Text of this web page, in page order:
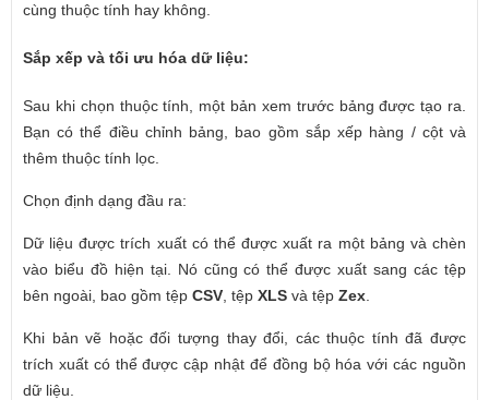
cùng thuộc tính hay không.
Sắp xếp và tối ưu hóa dữ liệu:
Sau khi chọn thuộc tính, một bản xem trước bảng được tạo ra.
Bạn có thể điều chỉnh bảng, bao gồm sắp xếp hàng / cột và
thêm thuộc tính lọc.
Chọn định dạng đầu ra:
Dữ liệu được trích xuất có thể được xuất ra một bảng và chèn
vào biểu đồ hiện tại. Nó cũng có thể được xuất sang các tệp
bên ngoài, bao gồm tệp CSV , tệp XLS và tệp Zex
Khi bản vẽ hoặc đối tượng thay đổi, các thuộc tính đã được
trích xuất có thể được cập nhật để đồng bộ hóa với các nguồn
dữ liệu.